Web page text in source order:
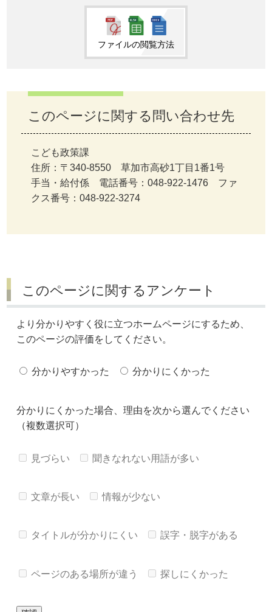
ファイルの閲覧方法
このページに関する問い合わせ先
こども政策課
住所：〒340-8550 草加市高砂1丁目1番1号
手当・給付係 電話番号：048-922-1476 ファ
クス番号：048-922-3274
このページに関するアンケート
より分かりやすく役に立つホームページにするため、
このページの評価をしてください。
分かりやすかった 分かりにくかった
分かりにくかった場合、理由を次から選んでください
（複数選択可）
見づらい 聞きなれない用語が多い
文章が長い 情報が少ない
タイトルが分かりにくい 誤字・脱字がある
ページのある場所が違う 探しにくかった